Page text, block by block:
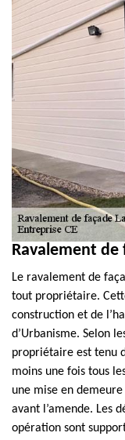
Ravalement de
Le ravalement de
tout propriétaire.
construction et de
d’Urbanisme. Selon
propriétaire est tenu
moins une fois tous
une mise en
avant l’amende. Les
opération sont